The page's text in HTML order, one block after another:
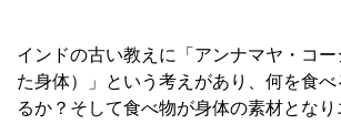
インドの古い教えに「アンナマヤ・コー
た身体）」という考えがあり、何を食
るか？そして食べ物が身体の素材とな